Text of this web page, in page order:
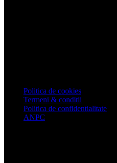
Politica de cookies
Termeni & conditii
Politica de confidentialitate
ANPC